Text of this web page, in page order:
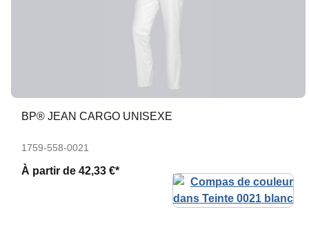
BP® JEAN CARGO UNISEXE
1759-558-0021
À partir de 42,33 €*